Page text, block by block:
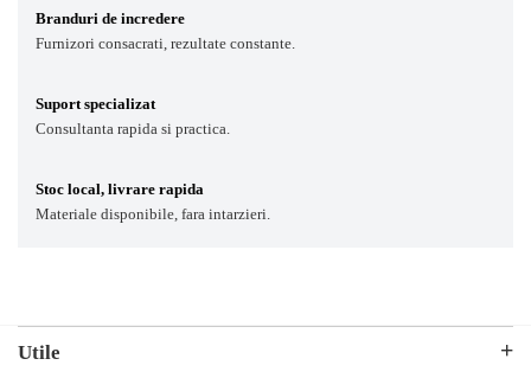
Branduri de incredere
Furnizori consacrati, rezultate constante.
Suport specializat
Consultanta rapida si practica.
Stoc local, livrare rapida
Materiale disponibile, fara intarzieri.
Utile